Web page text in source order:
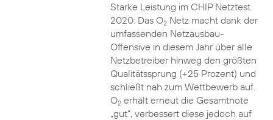
Starke Leistung im CHIP Netztest
2020: Das O2Netz macht dank der
umfassenden Netzausbau-
Offensive in diesem Jahr über alle
Netzbetreiber hinweg den größten
Qualitätssprung (+25 Prozent) und
schließt nah zum Wettbewerb auf.
O2erhält erneut die Gesamtnote
„gut“, verbessert diese jedoch auf